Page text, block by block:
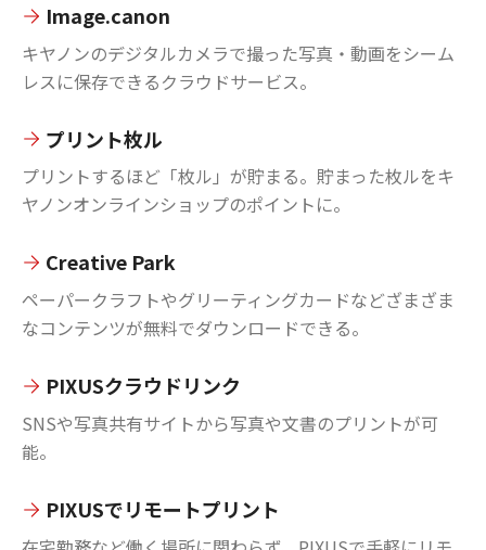
Image.canon
キヤノンのデジタルカメラで撮った写真・動画をシーム
レスに保存できるクラウドサービス。
プリント枚ル
プリントするほど「枚ル」が貯まる。貯まった枚ルをキ
ヤノンオンラインショップのポイントに。
Creative Park
ペーパークラフトやグリーティングカードなどざまざま
なコンテンツが無料でダウンロードできる。
PIXUSクラウドリンク
SNSや写真共有サイトから写真や文書のプリントが可
能。
PIXUSでリモートプリント